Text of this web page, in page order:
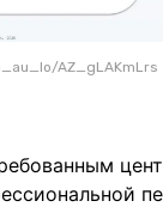
AZ_gLAKmLrs